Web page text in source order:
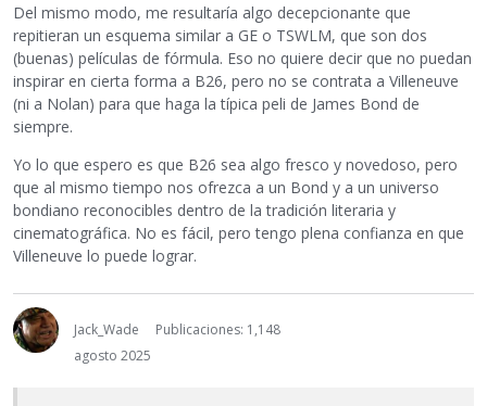
Del mismo modo, me resultaría algo decepcionante que
repitieran un esquema similar a GE o TSWLM, que son dos
(buenas) películas de fórmula. Eso no quiere decir que no puedan
inspirar en cierta forma a B26, pero no se contrata a Villeneuve
(ni a Nolan) para que haga la típica peli de James Bond de
siempre.
Yo lo que espero es que B26 sea algo fresco y novedoso, pero
que al mismo tiempo nos ofrezca a un Bond y a un universo
bondiano reconocibles dentro de la tradición literaria y
cinematográfica. No es fácil, pero tengo plena confianza en que
Villeneuve lo puede lograr.
Jack_Wade
Publicaciones: 1,148
agosto 2025